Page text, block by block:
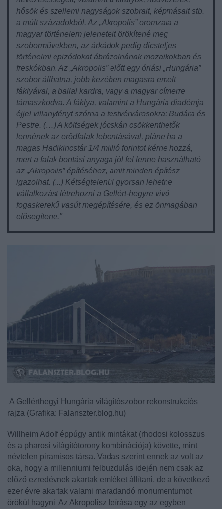
hősök és szellemi nagyságok szobrait, képmásait stb.
a múlt századokból. Az „Akropolis” oromzata a
magyar történelem jeleneteit örökítené meg
szoborművekben, az árkádok pedig dicsteljes
történelmi epizódokat ábrázolnának mozaikokban és
freskókban. Az „Akropolis” előtt egy óriási „Hungária”
szobor állhatna, jobb kezében magasra emelt
fáklyával, a ballal kardra, vagy a magyar címerre
támaszkodva. A fáklya, valamint a Hungária diadémja
éjjel villanyfényt szórna a testvérvárosokra: Budára és
Pestre. (…) A költségek jócskán csökkenthetők
lennének az erődfalak lebontásával, pláne ha a
magas Hadikincstár 1/4 millió forintot kérne hozzá,
mert a falak bontási anyaga jól fel lenne használható
az „Akropolis” építéséhez, amit minden építész
igazolhat. (...) Kétségtelenül gyorsan lehetne
vállalkozást létrehozni a Gellért-hegyre vivő
fogaskerekű vasút megépítésére, és ez önmagában
elősegítené."
A Gellérthegyi Hungária világítószobor rekonstrukciós
rajza (Grafika: Falanszter.blog.hu)
Willheim Adolféppúgy antik mintákat (rhodosi kolosszus
és a pharosi világítótorony kombinációja) követte, mint
névtelen piramisos társa. Vadas szerint ennek az volt az
oka, hogy a millenniumi felbuzdulás idején nem csak az
előző ezredévnek akartak emléket állítani, de a következő
ezer évre akartak valami maradandó monumentumot
örökül hagyni. Az Akropolisz leírása egy az egyben